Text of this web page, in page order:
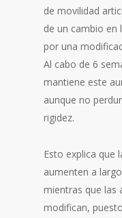
de movilidad
de un cambio en
por una
Al cabo de 6
mantiene este
aunque no
rigidez.
Esto explica que
aumenten a
mientras que las
modifican,